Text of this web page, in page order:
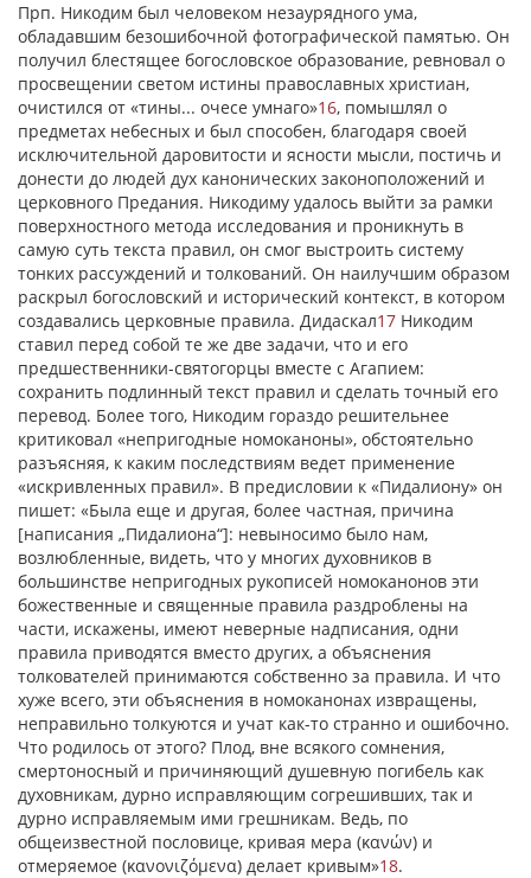
Прп. Никодим был человеком незаурядного ума,
обладавшим безошибочной фотографической памятью. Он
получил блестящее богословское образование, ревновал о
просвещении светом истины православных христиан,
очистился от «тины... очесе умнаго»16, помышлял о
предметах небесных и был способен, благодаря своей
исключительной даровитости и ясности мысли, постичь и
донести до людей дух канонических законоположений и
церковного Предания. Никодиму удалось выйти за рамки
поверхностного метода исследования и проникнуть в
самую суть текста правил, он смог выстроить систему
тонких рассуждений и толкований. Он наилучшим образом
раскрыл богословский и исторический контекст, в котором
создавались церковные правила. Дидаскал17 Никодим
ставил перед собой те же две задачи, что и его
предшественники-святогорцы вместе с Агапием:
сохранить подлинный текст правил и сделать точный его
перевод. Более того, Никодим гораздо решительнее
критиковал «непригодные номоканоны», обстоятельно
разъясняя, к каким последствиям ведет применение
«искривленных правил». В предисловии к «Пидалиону» он
пишет: «Была еще и другая, более частная, причина
[написания „Пидалиона“]: невыносимо было нам,
возлюбленные, видеть, что у многих духовников в
большинстве непригодных рукописей номоканонов эти
божественные и священные правила раздроблены на
части, искажены, имеют неверные надписания, одни
правила приводятся вместо других, а объяснения
толкователей принимаются собственно за правила. И что
хуже всего, эти объяснения в номоканонах извращены,
неправильно толкуются и учат как-то странно и ошибочно.
Что родилось от этого? Плод, вне всякого сомнения,
смертоносный и причиняющий душевную погибель как
духовникам, дурно исправляющим согрешивших, так и
дурно исправляемым ими грешникам. Ведь, по
общеизвестной пословице, кривая мера (κανών) и
отмеряемое (κανονιζόμενα) делает кривым»18.